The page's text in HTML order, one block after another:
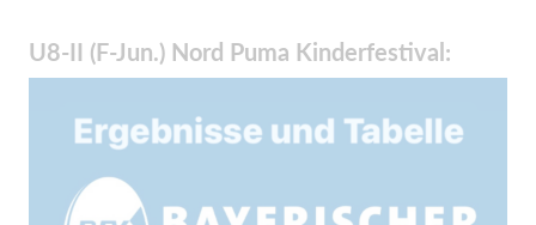
U8-II (F-Jun.) Nord Puma Kinderfestival: